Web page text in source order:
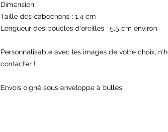
Dimension :
Taille des cabochons : 1,4 cm
Longueur des boucles d'oreilles : 5,5 cm environ
Personnalisable avec les images de votre choix,
contacter !
Envois oigné sous enveloppe à bulles.